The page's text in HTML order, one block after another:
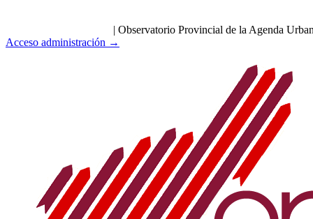
| Observatorio Provincial de la Agenda
Acceso administración →